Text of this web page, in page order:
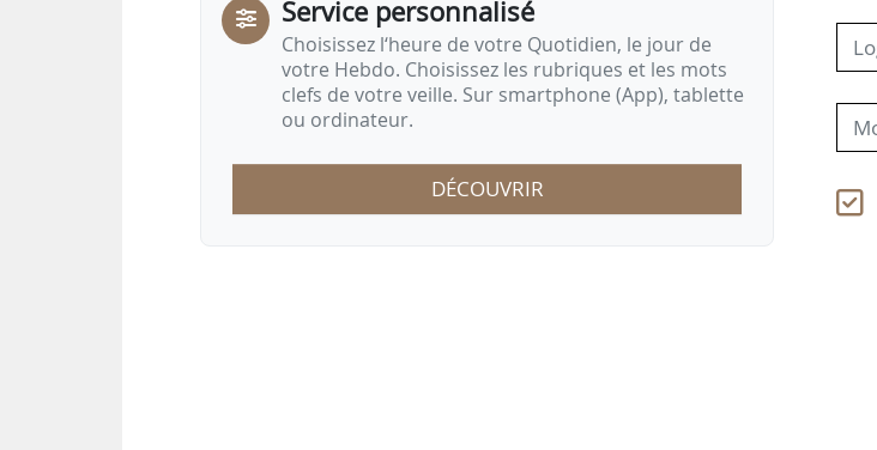
Service personnalisé
Choisissez l‘heure de votre Quotidien, le jour de
votre Hebdo. Choisissez les rubriques et les mots
clefs de votre veille. Sur smartphone (App), tablette
ou ordinateur.
DÉCOUVRIR